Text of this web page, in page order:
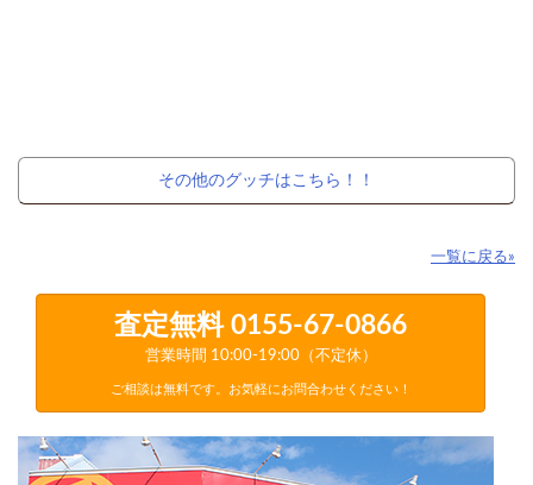
その他のグッチはこちら！！
一覧に戻る»
査定無料 0155-67-0866
営業時間 10:00-19:00（不定休）
ご相談は無料です。お気軽にお問合わせください！